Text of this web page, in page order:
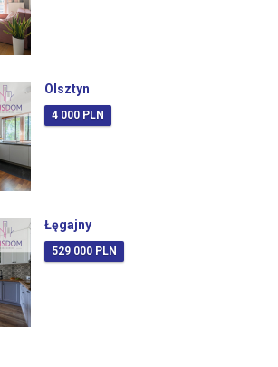
Olsztyn
4 000 PLN
Łęgajny
529 000 PLN